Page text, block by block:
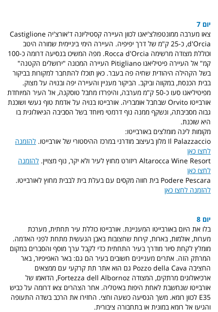
יום 7
צאו מערבה ממונטפולצ'יאנו לכוון העיירה קסטיליונה ד'אורצ'יה Castiglione
d'Orcia, כ-25 ק"מ של דרך יפיפיה. העיירה הימי ביניימית שמורה היטב
וכוללת מצודה מרשימה Rocca d'Orcia. מפה המשיכו בנסיעה דרומה כ-100
קמ" אל העיירה פיטיליאנו Pitigliano העיירה המכונה "ירושלים הקטנה"
בשל הקהילה היהודית שחיה פה בעבר. כאן תוכלו להתחבר למקורות בביקור
בבית הכנסת, במקווה וביקב. הביקור מעניין והעיירה יפה ובנויה על מצוק.
מפיטיליאנו סעו כ-50 ק"מ מערבה, והיפרדו מחבל טוסקנה, אל העיר המיוחדת
אורבייטו Orvito שבחבל אומבריה. אורבייטו בנויה על אדמת טוף געשי ושוכנת
גבוה מסביבתה, ונשקף ממנה נוף דרמטי מיוחד בשל הסביבה הגיאולוגית בו
היא שוכנת.
מקומות לינה מומלצים באורבייטו:
Il Palazzaccio מלון בעיצוב מודרני במרכז ההיסטורי של אורבייטו.
להזמנה
לחצו כאן
Altarocca Wine Resort ריזורט מחוץ לעיר ולא יקר, נוף מצויין.
להזמנה
לחצו כאן
Podere Pescara בית חווה מקסים עם בעלת בית לבבית מחוץ לאורבייטו.
להזמנה לחצו כאן
יום 8
בלו את היום באורבייטו המעניינת. אורבייטו כוללת עיר תחתית, מערכת
מערות, אולמות, בארות, קירות שחצובות באבן הגעשית מתחת לפני האדמה.
מומלץ לקחת סיור מודרך בעיר התחתית כדי לקבל ערך מוסף והסברים במקום
המרתק הזה. אתרים מעניינים חשובים בעיר הם גם: באר האפיפיור, באר
החציבה Pozzo della Cava גם הוא אתר תת קרקעי עם ממצאים
ארכיאולוגים מרתקים, המצודה Fortezza dell Albornoz, הדואמו של
אורבייטו שנחשבת לאחת היפות באיטליה. אחר הצהרים צאו דרומה על כביש
E35 לכוון רומא. משך הנסיעה כשעה וחצי. החזירו את הרכב בשדה התעופה
והגיעו אל רומא במונית או בתחבורה ציבורית.